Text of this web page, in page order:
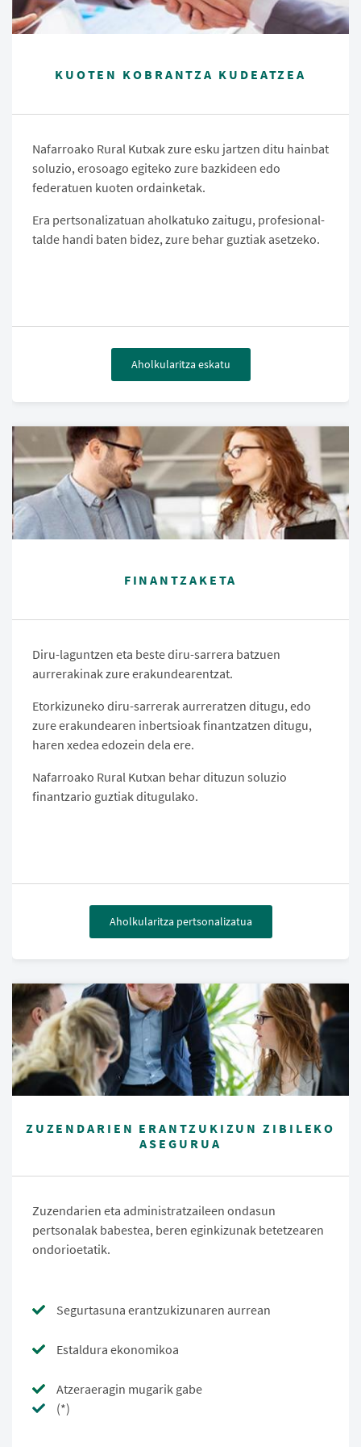
KUOTEN KOBRANTZA KUDEATZEA
Nafarroako Rural Kutxak zure esku jartzen ditu hainbat
soluzio, erosoago egiteko zure bazkideen edo
federatuen kuoten ordainketak.
Era pertsonalizatuan aholkatuko zaitugu, profesional-
talde handi baten bidez, zure behar guztiak asetzeko.
Aholkularitza eskatu
FINANTZAKETA
Diru-laguntzen eta beste diru-sarrera batzuen
aurrerakinak zure erakundearentzat.
Etorkizuneko diru-sarrerak aurreratzen ditugu, edo
zure erakundearen inbertsioak finantzatzen ditugu,
haren xedea edozein dela ere.
Nafarroako Rural Kutxan behar dituzun soluzio
finantzario guztiak ditugulako.
Aholkularitza pertsonalizatua
ZUZENDARIEN ERANTZUKIZUN ZIBILEKO
ASEGURUA
Zuzendarien eta administratzaileen ondasun
pertsonalak babestea, beren eginkizunak betetzearen
ondorioetatik.
Segurtasuna erantzukizunaren aurrean
Estaldura ekonomikoa
Atzeraeragin mugarik gabe
(*)